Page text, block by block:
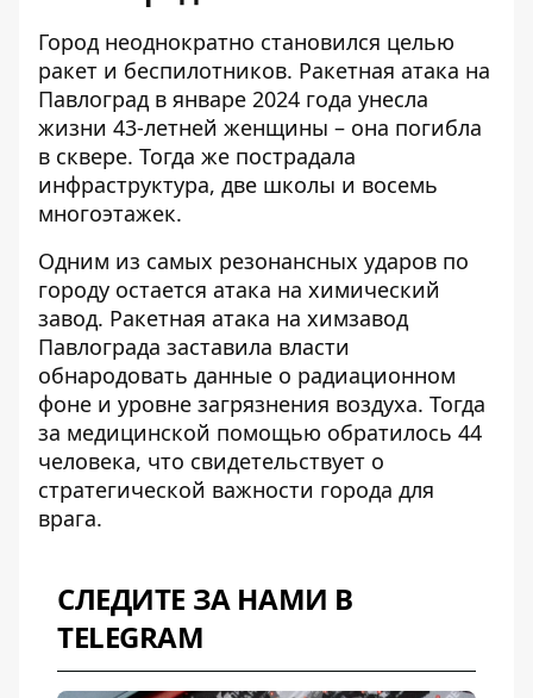
Город неоднократно становился целью
ракет и беспилотников. Ракетная атака на
Павлоград в январе 2024 года унесла
жизни 43-летней женщины – она погибла
в сквере. Тогда же пострадала
инфраструктура, две школы и восемь
многоэтажек.
Одним из самых резонансных ударов по
городу остается атака на химический
завод. Ракетная атака на химзавод
Павлограда заставила власти
обнародовать данные о радиационном
фоне и уровне загрязнения воздуха. Тогда
за медицинской помощью обратилось 44
человека, что свидетельствует о
стратегической важности города для
врага.
СЛЕДИТЕ ЗА НАМИ В
TELEGRAM